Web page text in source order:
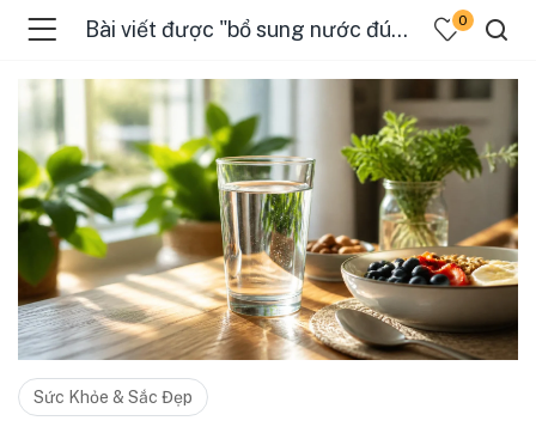
Bài viết được "bổ sung nước đúng cách" 0
Sức Khỏe & Sắc Đẹp